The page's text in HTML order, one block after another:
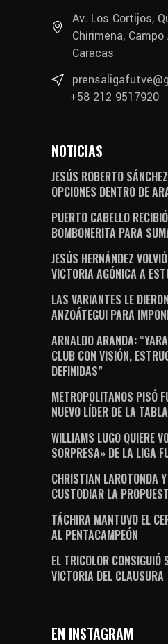
Av. Los Cortijos,
Chirimena,
Caracas
+58 212 9517920
NOTICIAS
JESÚS ROBERTO
OPCIONES DENTRO DE
PUERTO CABELLO
BOMBONERITA PARA
JESÚS HERNÁNDEZ
VICTORIA AGÓNICA A
LAS VARIANTES LE
ANZOÁTEGUI PARA
ARNALDO ARANDA:
CLUB CON VISIÓN,
DEFINIDAS”
METROPOLITANOS PISÓ
NUEVO LÍDER DE LA
WILLIAMS LUGO QUIERE
SORPRESA» DE LA LIGA
CHRISTIAN LAROTONDA
CUSTODIAR LA
TÁCHIRA MANTUVO EL
AL PENTACAMPEÓN
EL TRICOLOR CONSIGUIÓ
VICTORIA DEL CLAUSURA
EN INSTAGRAM